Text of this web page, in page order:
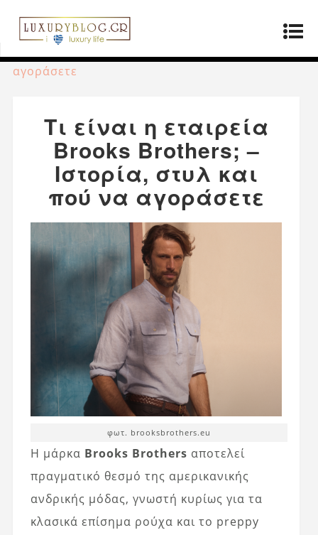
Αρχική σελίδα»Μόδα
Brooks Brothers; – Ιστορία, στυλ και πού να
αγοράσετε
Τι είναι η εταιρεία
Brooks Brothers; –
Ιστορία, στυλ και
πού να αγοράσετε
φωτ. brooksbrothers.eu
Η μάρκα Brooks Brothers αποτελεί
πραγματικό θεσμό της αμερικανικής
ανδρικής μόδας, γνωστή κυρίως για τα
κλασικά επίσημα ρούχα και το preppy